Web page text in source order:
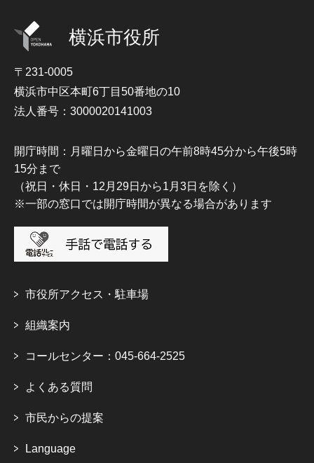
横浜市役所
〒231-0005
横浜市中区本町6丁目50番地の10
法人番号：3000020141003
開庁時間：月曜日から金曜日の午前8時45分から午後5時
15分まで
（祝日・休日・12月29日から1月3日を除く）
※一部の窓口では開庁時間が異なる場合があります
市役所アクセス・駐車場
組織案内
コールセンター：045-664-2525
よくある質問
市民からの提案
Language